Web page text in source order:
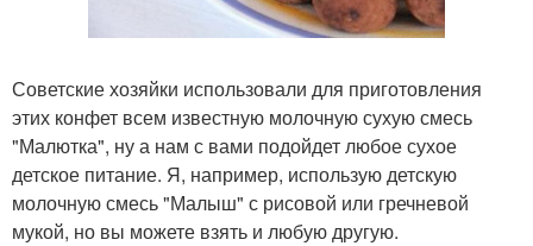
Советские хозяйки использовали для приготовления
этих конфет всем известную молочную сухую смесь
"Малютка", ну а нам с вами подойдет любое сухое
детское питание. Я, например, использую детскую
молочную смесь "Малыш" с рисовой или гречневой
мукой, но вы можете взять и любую другую.